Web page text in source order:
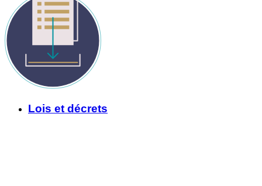
Lois et décrets